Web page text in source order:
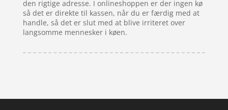
den rigtige adresse. I onlineshoppen er der ingen kø
så det er direkte til kassen, når du er færdig med at
handle, så det er slut med at blive irriteret over
langsomme mennesker i køen.